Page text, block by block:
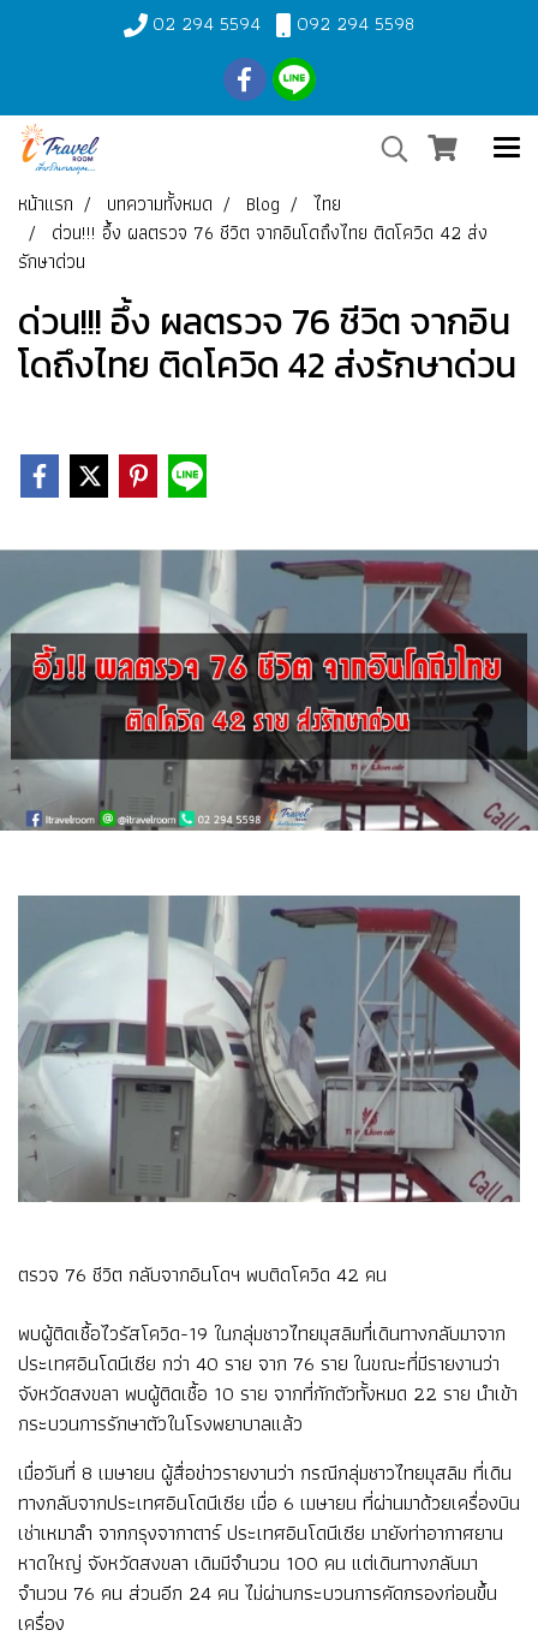
02 294 5594 092 294 5598
หน้าแรก บทความทั้งหมด Blog
ไทย
ด่วน!!! อึ้ง ผลตรวจ 76 ชีวิต จากอินโดถึงไทย ติดโควิด 42 ส่ง
รักษาด่วน
ด่วน!!! อึ้ง ผลตรวจ 76 ชีวิต จากอิน
โดถึงไทย ติดโควิด 42 ส่งรักษาด่วน
ตรวจ 76 ชีวิต กลับจากอินโดฯ พบติดโควิด 42 คน
พบผู้ติดเชื้อไวรัสโควิด-19 ในกลุ่มชาวไทยมุสลิมที่เดินทางกลับมาจาก
ประเทศอินโดนีเซีย กว่า 40 ราย จาก 76 ราย ในขณะที่มีรายงานว่า
จังหวัดสงขลา พบผู้ติดเชื้อ 10 ราย จากที่กักตัวทั้งหมด 22 ราย นำเข้า
กระบวนการรักษาตัวในโรงพยาบาลแล้ว
เมื่อวันที่ 8 เมษายน ผู้สื่อข่าวรายงานว่า กรณีกลุ่มชาวไทยมุสลิม ที่เดิน
ทางกลับจากประเทศอินโดนีเซีย เมื่อ 6 เมษายน ที่ผ่านมาด้วยเครื่องบิน
เช่าเหมาลำ จากกรุงจากาตาร์ ประเทศอินโดนีเซีย มายังท่าอากาศยาน
หาดใหญ่ จังหวัดสงขลา เดิมมีจำนวน 100 คน แต่เดินทางกลับมา
จำนวน 76 คน ส่วนอีก 24 คน ไม่ผ่านกระบวนการคัดกรองก่อนขึ้น
เครื่อง